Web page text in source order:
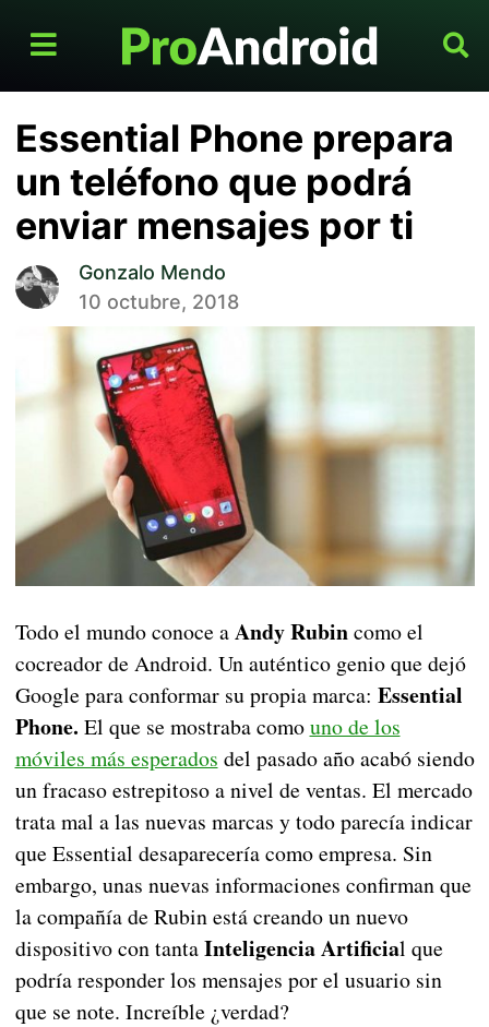
Essential Phone prepara
un teléfono que podrá
enviar mensajes por ti
Gonzalo Mendo
10 octubre, 2018
Todo el mundo conoce aAndy Rubincomo el
cocreador de Android. Un auténtico genio que dejó
Google para conformar su propia marca: Essential
Phone. El que se mostraba comouno de los
móviles más esperados del pasado año acabó siendo
un fracaso estrepitoso a nivel de ventas. El mercado
trata mal a las nuevas marcas y todo parecía indicar
que Essential desaparecería como empresa. Sin
embargo, unas nuevas informaciones confirman que
la compañía de Rubin está creando un nuevo
dispositivo con tantaInteligencia Artificial que
podría responder los mensajes por el usuario sin
que se note. Increíble ¿verdad?